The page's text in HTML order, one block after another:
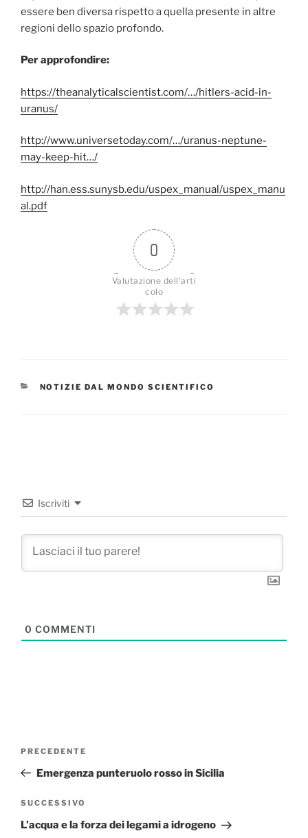
essere ben diversa rispetto a quella presente in altre
regioni dello spazio profondo.
Per approfondire:
https://theanalyticalscientist.com/…/hitlers-acid-in-
uranus/
http://www.universetoday.com/…/uranus-neptune-
may-keep-hit…/
http://han.ess.sunysb.edu/uspex_manual/uspex_manu
al.pdf
0
Valutazione dell'arti
colo
CATEGORIE
NOTIZIE DAL MONDO SCIENTIFICO
Iscriviti
0 COMMENTI
Articolo
precedente:
PRECEDENTE
Emergenza punteruolo rosso in Sicilia
Articolo
successivo
SUCCESSIVO
L’acqua e la forza dei legami a idrogeno